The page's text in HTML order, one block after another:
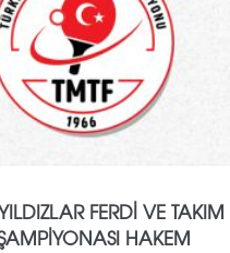
FERDI VE TAKIM
HAKEM